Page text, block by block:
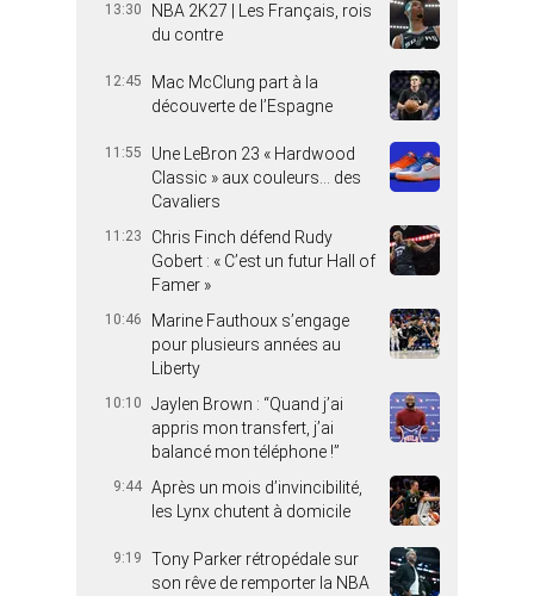
13:30
NBA 2K27 | Les Français, rois
du contre
12:45
Mac McClung part à la
découverte de l’Espagne
11:55
Une LeBron 23 « Hardwood
Classic » aux couleurs… des
Cavaliers
11:23
Chris Finch défend Rudy
Gobert : « C’est un futur Hall of
Famer »
10:46
Marine Fauthoux s’engage
pour plusieurs années au
Liberty
10:10
Jaylen Brown : “Quand j’ai
appris mon transfert, j’ai
balancé mon téléphone !”
9:44 Après un mois d’invincibilité,
les Lynx chutent à domicile
9:19
Tony Parker rétropédale sur
son rêve de remporter la NBA